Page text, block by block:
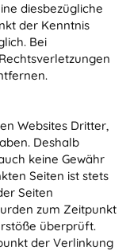
diesbezügliche
der Kenntnis
Bei
Websites Dritter,
Deshalb
keine Gewähr
Seiten ist stets
Seiten
zum Zeitpunkt
überprüft.
der Verlinkung